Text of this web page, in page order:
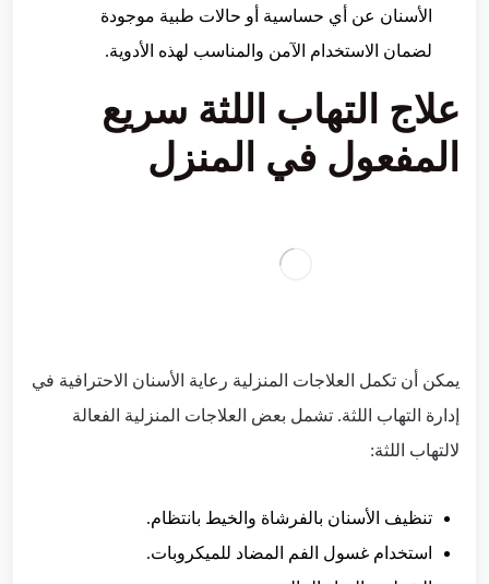
الأسنان عن أي حساسية أو حالات طبية موجودة
لضمان الاستخدام الآمن والمناسب لهذه الأدوية.
علاج التهاب اللثة سريع
المفعول في المنزل
يمكن أن تكمل العلاجات المنزلية رعاية الأسنان الاحترافية في
إدارة التهاب اللثة. تشمل بعض العلاجات المنزلية الفعالة
لالتهاب اللثة:
تنظيف الأسنان بالفرشاة والخيط بانتظام.
استخدام غسول الفم المضاد للميكروبات.